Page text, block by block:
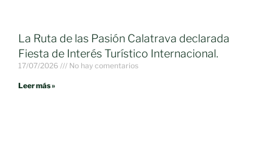
La Ruta de las Pasión Calatrava declarada
Fiesta de Interés Turístico Internacional.
17/07/2026 No hay comentarios
Leer más »